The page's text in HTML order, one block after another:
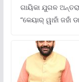
ଗାୟିକା ଯୁଗଳ
“କେୟାର୍ ୱାହାଁ ଜହାଁ